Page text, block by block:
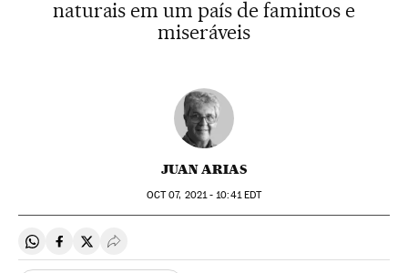
naturais em um país de famintos e
miseráveis
JUAN ARIAS
OCT07, 2021 - 10:41EDT
Compartir en Whatsapp
Compartir en Facebook
Compartir en Twitter
Desplegar Redes Sociales